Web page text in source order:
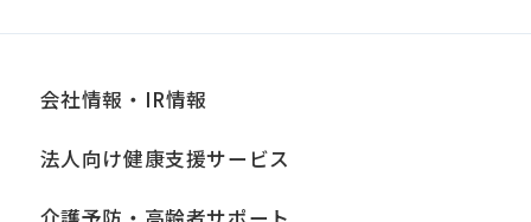
■個人情報の開示
当社は、お客様からお預かりした個人情
報は、正当な理由がある場合を除き、ご
会社情報・IR情報
法人向け健康支援サービス